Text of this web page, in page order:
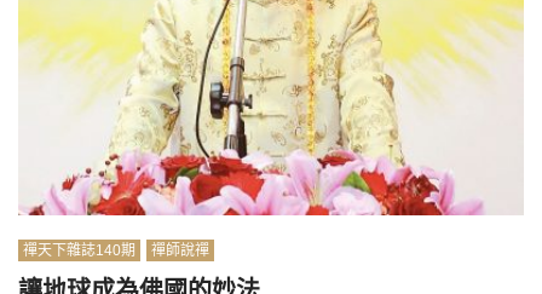
禪天下雜誌140期 禪師說禪